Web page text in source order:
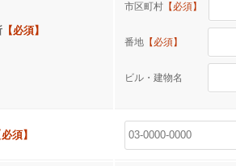
【必須】
市区町村 【必須】
番地 【必須】
ビル・建物名
必須】